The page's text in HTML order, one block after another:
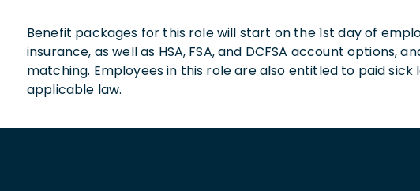
Benefit packages for this role will start on the 1st day of
insurance, as well as HSA, FSA, and DCFSA account
matching. Employees in this role are also entitled to paid
applicable law.